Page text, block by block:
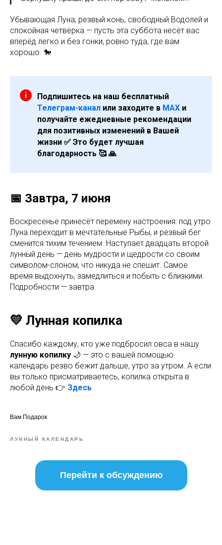
Убывающая Луна, резвый конь, свободный Водолей и
спокойная четвёрка — пусть эта суббота несёт вас
вперёд легко и без гонки, ровно туда, где вам
хорошо. 🐎
Подпишитесь на наш бесплатный
Телеграм-канал или заходите в МАХ и
получайте ежедневные рекомендации
для позитивных изменений в Вашей
жизни ✅ Это будет лучшая
благодарность 🥰 🙏
📅 Завтра, 7 июня
Воскресенье принесёт перемену настроения: под утро
Луна переходит в мечтательные Рыбы, и резвый бег
сменится тихим течением. Наступает двадцать второй
лунный день — день мудрости и щедрости со своим
символом-слоном, что никуда не спешит. Самое
время выдохнуть, замедлиться и побыть с близкими.
Подробности — завтра.
💛 Лунная копилка
Спасибо каждому, кто уже подбросил овса в нашу
лунную копилку 🌙 — это с вашей помощью
календарь резво бежит дальше, утро за утром. А если
вы только присматриваетесь, копилка открыта в
любой день 👉 Здесь
Вам Подарок
ЛУННЫЙ КАЛЕНДАРЬ
Перейти к обсуждению